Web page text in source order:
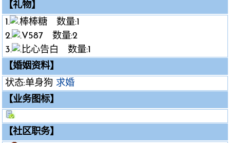
【礼物】
1.
棒棒糖 数量:1
2.
V587 数量:2
3.
比心告白 数量:1
【婚姻资料】
状态:单身狗 求婚
【业务图标】
【社区职务】